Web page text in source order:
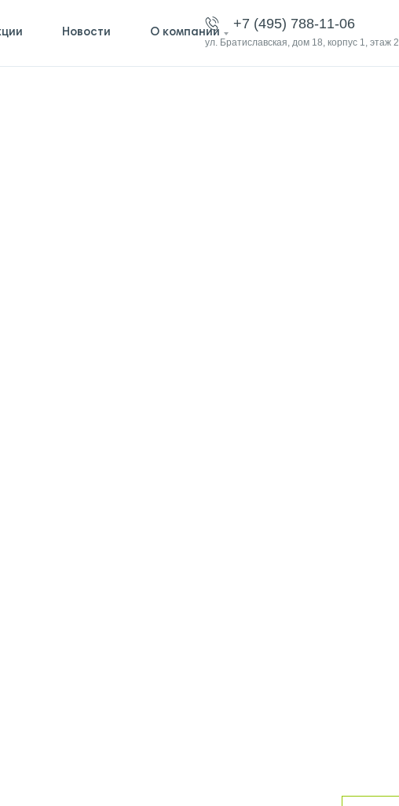
Новости О компании
+7 (495) 788-11-06
ул. Братиславская, дом 18, корпус 1, этаж 2